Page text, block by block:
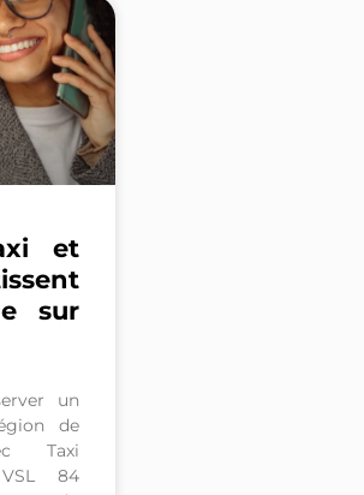
et
sur
un
de
Taxi
VSL 84